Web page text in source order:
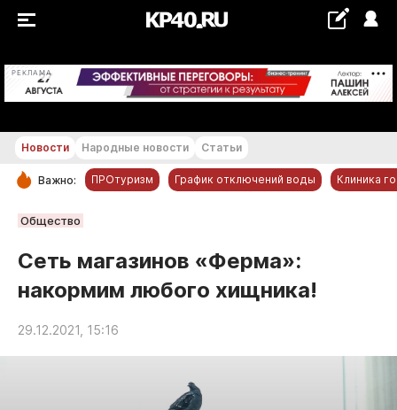
РЕКЛАМА +20...+21 °С
РУБРИКИ
Статьи
Народные новости
Авто и транспорт
Новости Народные новости Статьи
Важно: ПРОтуризм График отключений воды Клиника
Общество
Сеть магазинов «Ферма»:
накормим любого хищника!
29.12.2021, 15:16